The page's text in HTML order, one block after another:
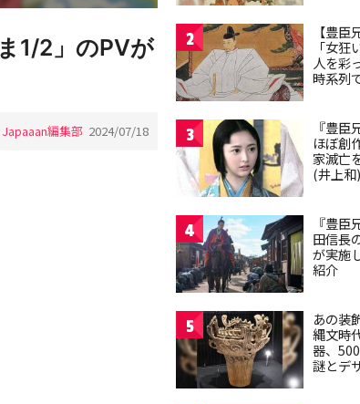
1/2」のPVが
Japaaan編集部 2024/07/18
2
【豊
「女
人を彩
時系列
3
『豊
ほぼ創
家滅亡
(井上
4
『豊
田信長
が実施
紹介
5
あの装
縄文時
器、
謎とデ